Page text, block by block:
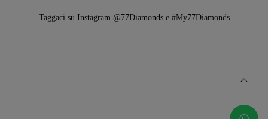
Taggaci su Instagram @77Diamonds e #My77Diamonds